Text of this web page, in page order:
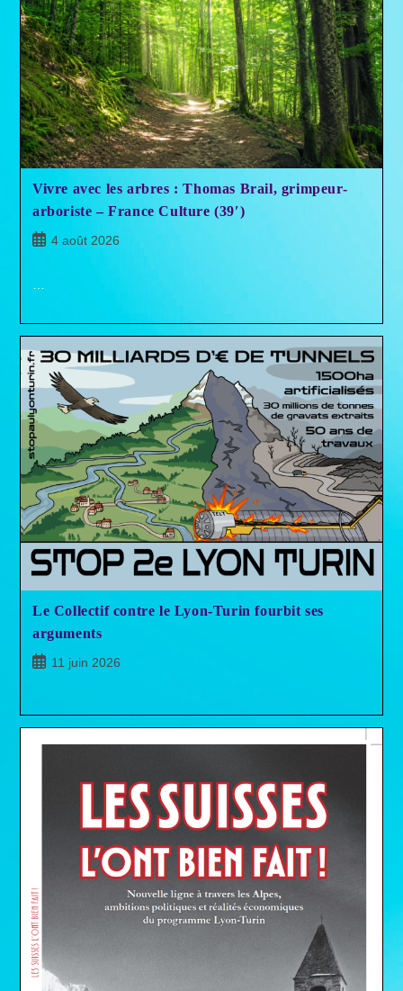
Vivre avec les arbres : Thomas Brail, grimpeur-
arboriste – France Culture (39′)
Publication
4 août 2026
Le Collectif contre le Lyon-Turin fourbit ses
arguments
Publication
11 juin 2026